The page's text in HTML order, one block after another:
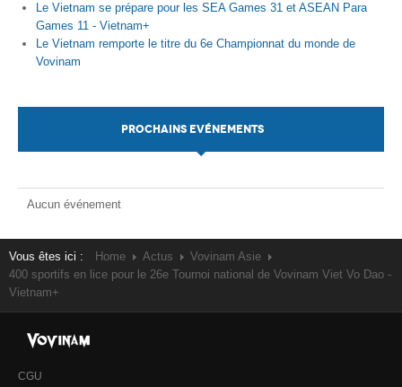
Le Vietnam se prépare pour les SEA Games 31 et ASEAN Para
Games 11 - Vietnam+
Le Vietnam remporte le titre du 6e Championnat du monde de
Vovinam
PROCHAINS EVÉNEMENTS
Aucun événement
Vous êtes ici : Home Actus
Vovinam Asie
400 sportifs en lice pour le 26e Tournoi national de Vovinam Viet Vo Dao -
Vietnam+
CGU